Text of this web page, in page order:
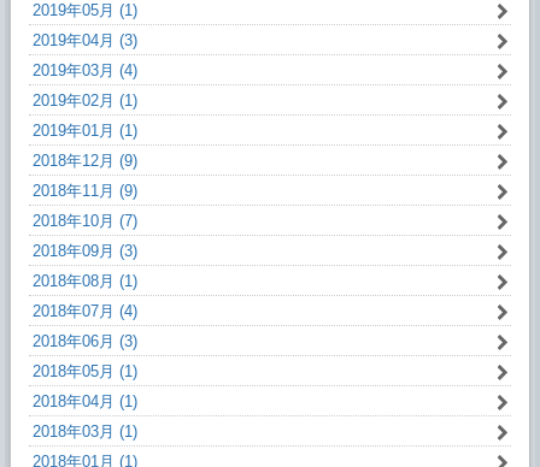
2019年05月 (1)
2019年04月 (3)
2019年03月 (4)
2019年02月 (1)
2019年01月 (1)
2018年12月 (9)
2018年11月 (9)
2018年10月 (7)
2018年09月 (3)
2018年08月 (1)
2018年07月 (4)
2018年06月 (3)
2018年05月 (1)
2018年04月 (1)
2018年03月 (1)
2018年01月 (1)